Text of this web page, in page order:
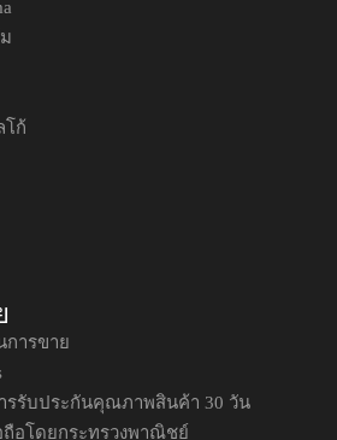
โก้
การขาย
รรับประกันคุณภาพสินค้า 30 วัน
ถือโดยกระทรวงพาณิชย์